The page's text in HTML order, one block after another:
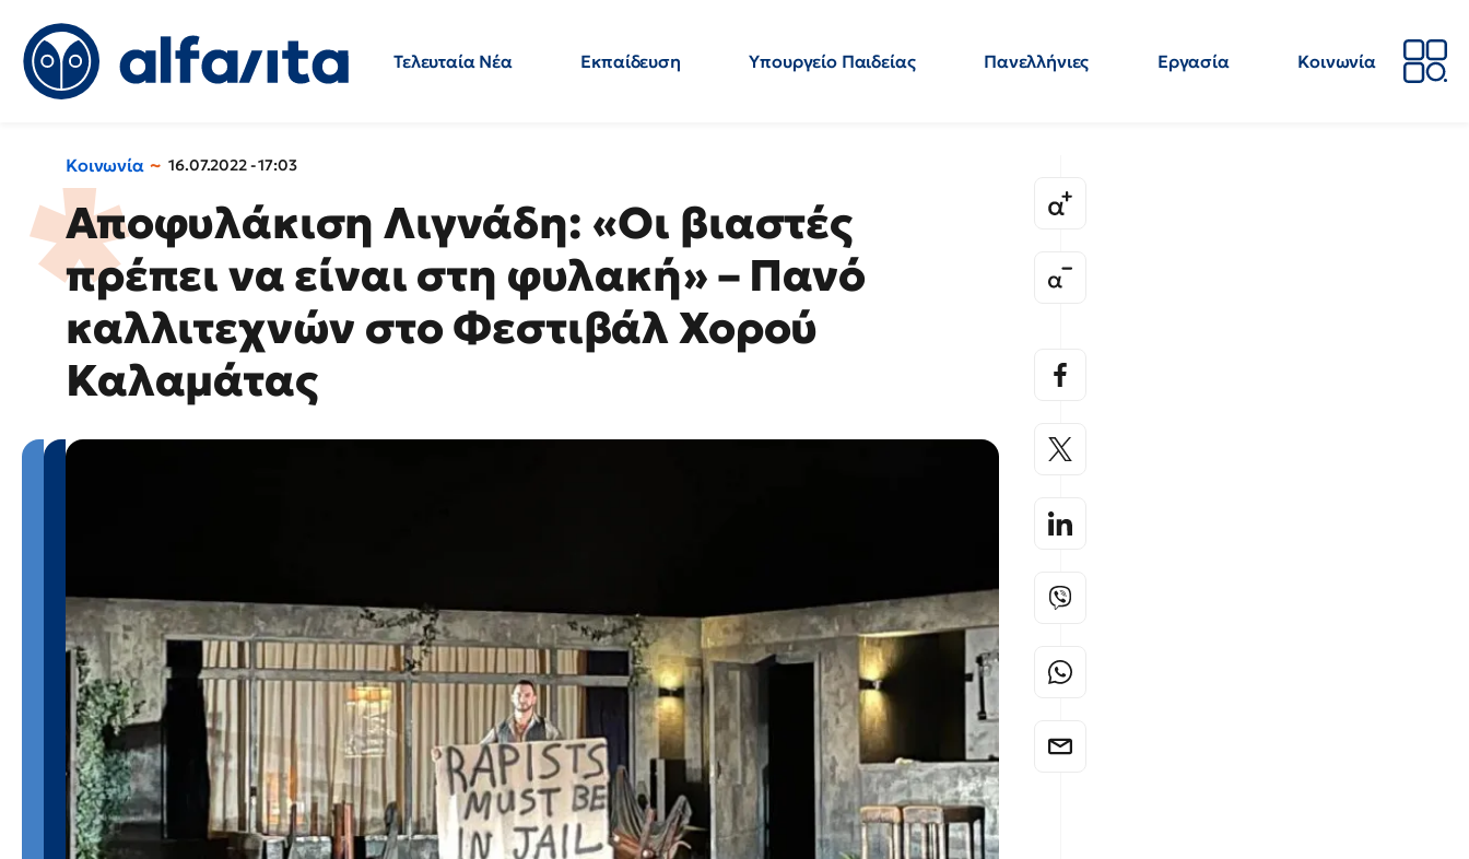
Τελευταία Νέα Εκπαίδευση Υπουργείο Παιδείας Πανελλήνιες Εργασία
Κοινωνία
Κοινωνία 16.07.2022 - 17:03
Αποφυλάκιση Λιγνάδη: «Οι βιαστές
πρέπει να είναι στη φυλακή» – Πανό
καλλιτεχνών στο Φεστιβάλ Χορού
Καλαμάτας